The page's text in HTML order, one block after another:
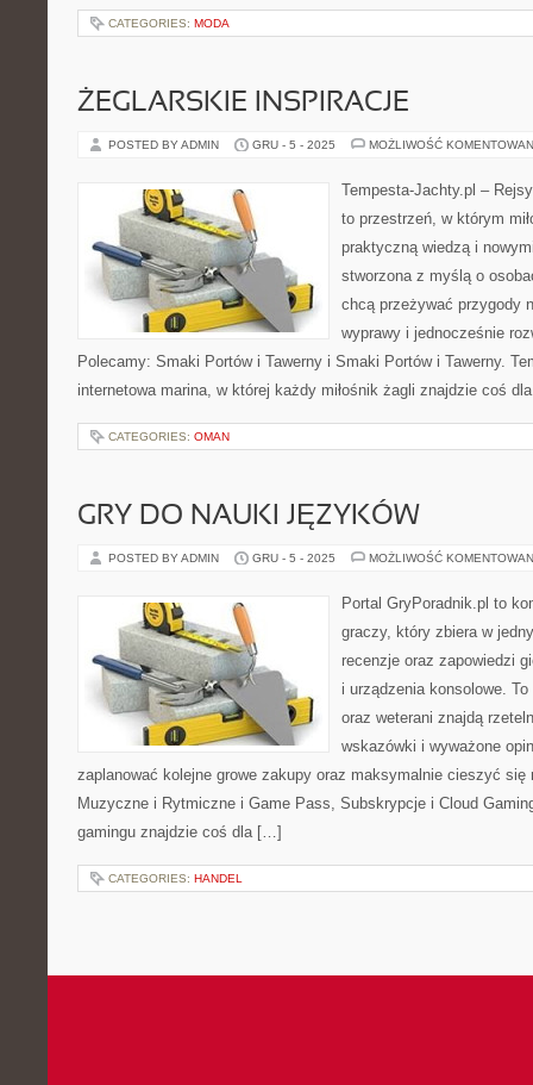
CATEGORIES: MODA
ŻEGLARSKIE INSPIRACJE
POSTED BY ADMIN GRU - 5 - 2025 MOŻLIWOŚĆ
Tempesta-Jachty.pl –
to przestrzeń, w którym
praktyczną wiedzą i
stworzona z myślą o
chcą przeżywać przygody
wyprawy i jednocześnie
Polecamy: Smaki Portów i Tawerny i Smaki Portów i Tawerny.
internetowa marina, w której każdy miłośnik żagli znajdzie coś
CATEGORIES: OMAN
GRY DO NAUKI JĘZYKÓW
POSTED BY ADMIN GRU - 5 - 2025 MOŻLIWOŚĆ
Portal GryPoradnik.pl to
graczy, który zbiera w
recenzje oraz zapowiedzi
i urządzenia konsolowe.
oraz weterani znajdą
wskazówki i wyważone
zaplanować kolejne growe zakupy oraz maksymalnie cieszyć się
Muzyczne i Rytmiczne i Game Pass, Subskrypcje i Cloud
gamingu znajdzie coś dla […]
CATEGORIES: HANDEL